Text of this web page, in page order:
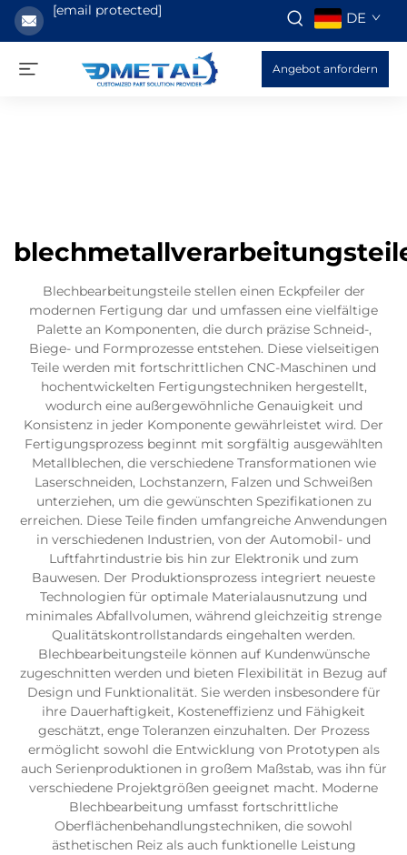
[email protected] DE
Angebot anfordern
Blechbearbeitungsteile stellen einen Eckpfeiler der
modernen Fertigung dar und umfassen eine vielfältige
Palette an Komponenten, die durch präzise Schneid-,
Biege- und Formprozesse entstehen. Diese vielseitigen
Teile werden mit fortschrittlichen CNC-Maschinen und
hochentwickelten Fertigungstechniken hergestellt,
wodurch eine außergewöhnliche Genauigkeit und
Konsistenz in jeder Komponente gewährleistet wird. Der
Fertigungsprozess beginnt mit sorgfältig ausgewählten
Metallblechen, die verschiedene Transformationen wie
Laserschneiden, Lochstanzern, Falzen und Schweißen
unterziehen, um die gewünschten Spezifikationen zu
erreichen. Diese Teile finden umfangreiche Anwendungen
in verschiedenen Industrien, von der Automobil- und
Luftfahrtindustrie bis hin zur Elektronik und zum
Bauwesen. Der Produktionsprozess integriert neueste
Technologien für optimale Materialausnutzung und
minimales Abfallvolumen, während gleichzeitig strenge
Qualitätskontrollstandards eingehalten werden.
Blechbearbeitungsteile können auf Kundenwünsche
zugeschnitten werden und bieten Flexibilität in Bezug auf
Design und Funktionalität. Sie werden insbesondere für
ihre Dauerhaftigkeit, Kosteneffizienz und Fähigkeit
geschätzt, enge Toleranzen einzuhalten. Der Prozess
ermöglicht sowohl die Entwicklung von Prototypen als
auch Serienproduktionen in großem Maßstab, was ihn für
verschiedene Projektgrößen geeignet macht. Moderne
Blechbearbeitung umfasst fortschrittliche
Oberflächenbehandlungstechniken, die sowohl
ästhetischen Reiz als auch funktionelle Leistung